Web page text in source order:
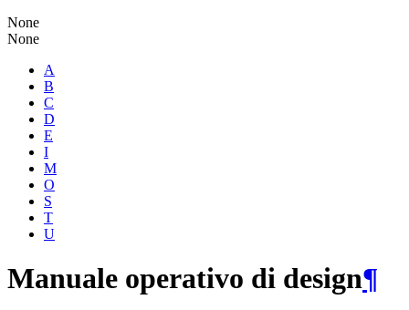
None
None
A
B
C
D
E
I
M
O
S
T
U
Manuale operativo di design¶